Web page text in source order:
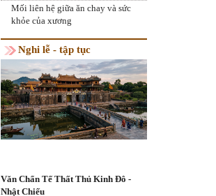
Mối liên hệ giữa ăn chay và sức
khỏe của xương
Nghi lễ - tập tục
Văn Chẩn Tế Thất Thủ Kinh Đô -
Nhật Chiếu